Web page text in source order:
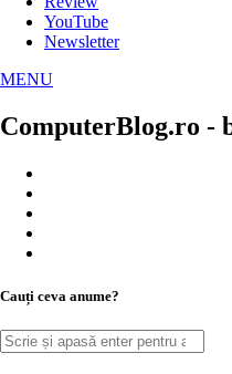
YouTube
Newsletter
MENU
ComputerBlog.ro -
Cauți ceva anume?